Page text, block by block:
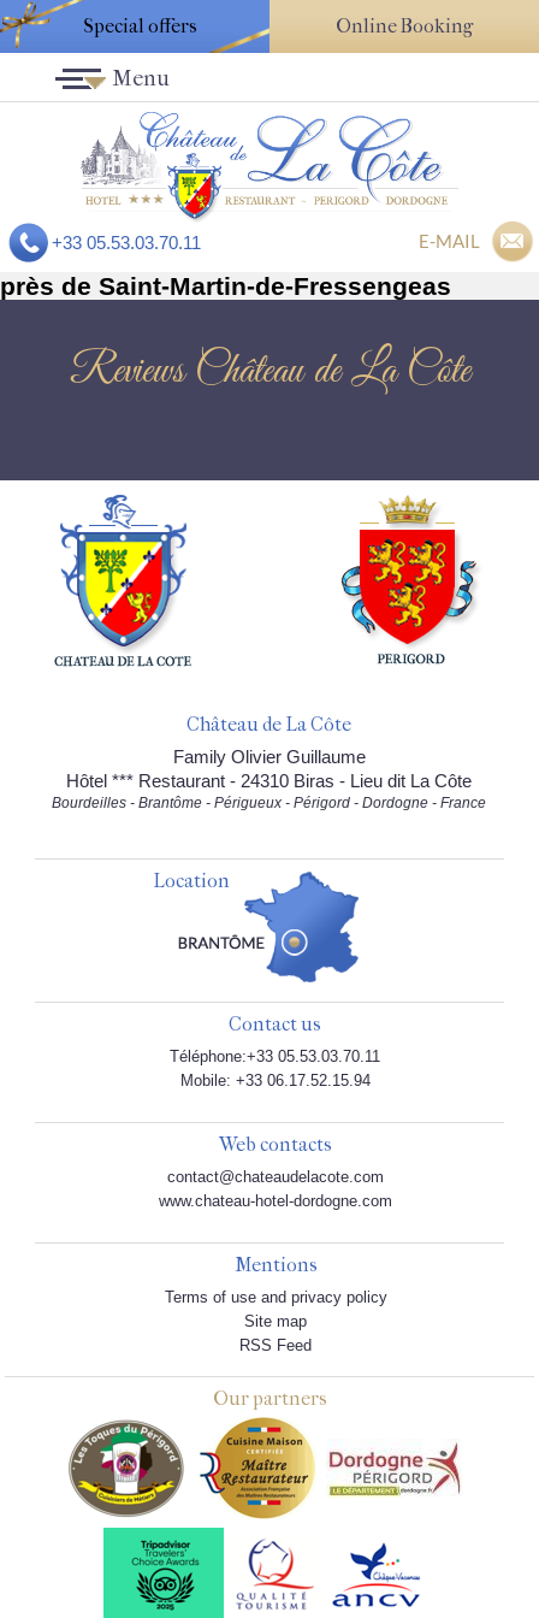
Special offers Online Booking
+33 05.53.03.70.11 E-MAIL
Menu
près de Saint-Martin-de-Fressengeas
Reviews Château de La Côte
Château de La Côte
Family Olivier Guillaume
Hôtel *** Restaurant - 24310 Biras - Lieu dit La Côte
Bourdeilles - Brantôme - Périgueux - Périgord - Dordogne - France
Location
Contact us
Téléphone:+33 05.53.03.70.11
Mobile: +33 06.17.52.15.94
Web contacts
contact@chateaudelacote.com
www.chateau-hotel-dordogne.com
Mentions
Terms of use and privacy policy
Site map
RSS Feed
Our partners